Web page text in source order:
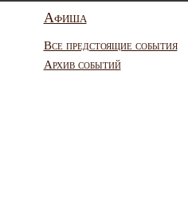
Афиша
Все предстоящие события
Архив событий